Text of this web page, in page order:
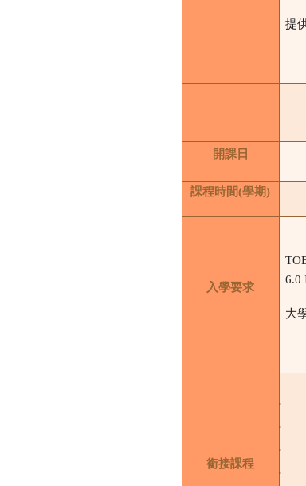
提
開課日
課程時間(學期)
入學要求
6.0
大
銜接課程
·
·
·
·